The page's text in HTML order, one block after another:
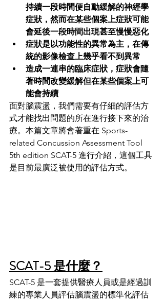
持續一段時間便自動緩解的神經學
症狀，然而在某些個案上症狀可能
會延後一段時間出現甚至慢慢惡化
症狀是以功能性的異常為主，在傳
統的影像檢查上幾乎看不到異常
造成一連串的臨床症狀，症狀會隨
著時間改變緩解但在某些個案上可
能會持續
面對腦震盪，我們需要有仔細的評估方
式才能找出問題的所在進行接下來的治
療。本篇文章將會著重在 Sports-
related Concussion Assessment Tool
5th edition SCAT-5 進行介紹，這個工具
是目前最廣泛被使用的評估方式。
SCAT-5 是什麼？
SCAT-5 是一套提供醫療人員或是經過訓
練的專業人員評估腦震盪的標準化評估